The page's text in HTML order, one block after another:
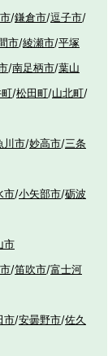
/鎌倉市/逗子市/
市/綾瀬市/平塚
/南足柄市/葉山
/松田町/山北町/
川市/妙高市/三条
市/小矢部市/砺波
市
/笛吹市/富士河
市/安曇野市/佐久